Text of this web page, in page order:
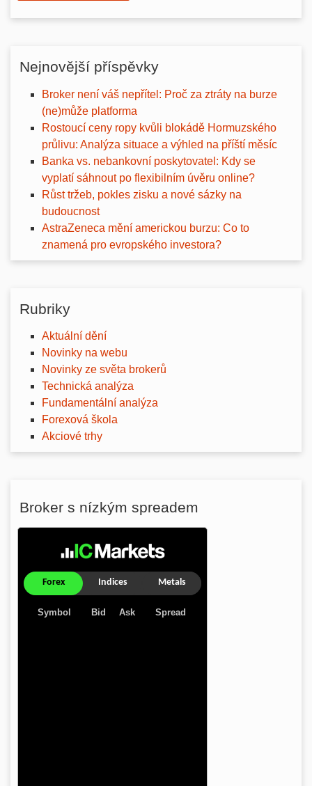
Nejnovější příspěvky
Broker není váš nepřítel: Proč za ztráty na burze
(ne)může platforma
Rostoucí ceny ropy kvůli blokádě Hormuzského
průlivu: Analýza situace a výhled na příští měsíc
Banka vs. nebankovní poskytovatel: Kdy se
vyplatí sáhnout po flexibilním úvěru online?
Růst tržeb, pokles zisku a nové sázky na
budoucnost
AstraZeneca mění americkou burzu: Co to
znamená pro evropského investora?
Rubriky
Aktuální dění
Novinky na webu
Novinky ze světa brokerů
Technická analýza
Fundamentální analýza
Forexová škola
Akciové trhy
Broker s nízkým spreadem